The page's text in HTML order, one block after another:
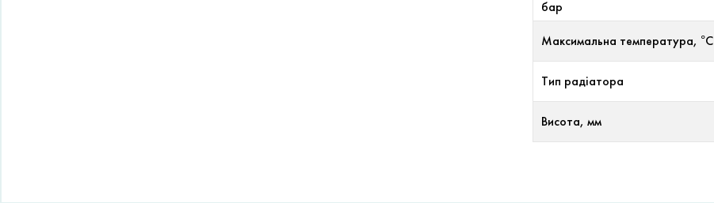
бар
Максимальна температура, °С
Тип радіатора
Висота, мм